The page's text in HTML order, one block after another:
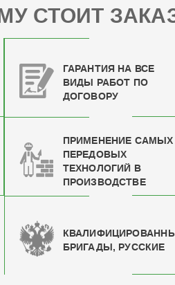
СТОИТ
ГАРАНТИЯ НА ВСЕ
ВИДЫ РАБОТ ПО
ДОГОВОРУ
ПРИМЕНЕНИЕ САМЫХ
ПЕРЕДОВЫХ
ТЕХНОЛОГИЙ В
ПРОИЗВОДСТВЕ
КВАЛИФИЦИРОВАН
БРИГАДЫ, РУССКИЕ